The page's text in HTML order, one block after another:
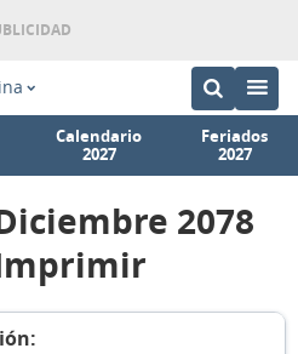
Calendario
2027
Feriados
2027
2078